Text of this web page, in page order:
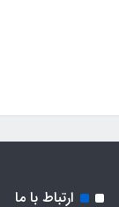
ارتباط با ما